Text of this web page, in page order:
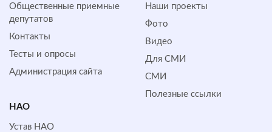
Общественные приемные
депутатов
Контакты
Тесты и опросы
Администрация сайта
Наши проекты
Фото
Видео
Для СМИ
СМИ
Полезные ссылки
НАО
Устав НАО